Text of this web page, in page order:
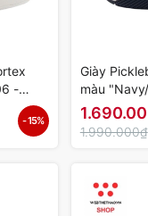
-
- 15%
Giày
màu
Hàng Chính
1.990.000₫